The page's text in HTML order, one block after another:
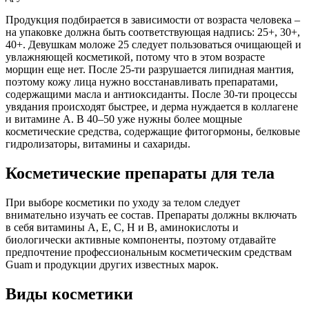
Продукция подбирается в зависимости от возраста человека –
на упаковке должна быть соответствующая надпись: 25+, 30+,
40+. Девушкам моложе 25 следует пользоваться очищающей и
увлажняющей косметикой, потому что в этом возрасте
морщин еще нет. После 25-ти разрушается липидная мантия,
поэтому кожу лица нужно восстанавливать препаратами,
содержащими масла и антиоксиданты. После 30-ти процессы
увядания происходят быстрее, и дерма нуждается в коллагене
и витамине A. В 40–50 уже нужны более мощные
косметические средства, содержащие фитогормоны, белковые
гидролизаторы, витамины и сахариды.
Косметические препараты для тела
При выборе косметики по уходу за телом следует
внимательно изучать ее состав. Препараты должны включать
в себя витамины A, E, C, H и B, аминокислоты и
биологически активные компоненты, поэтому отдавайте
предпочтение профессиональным косметическим средствам
Guam и продукции других известных марок.
Виды косметики